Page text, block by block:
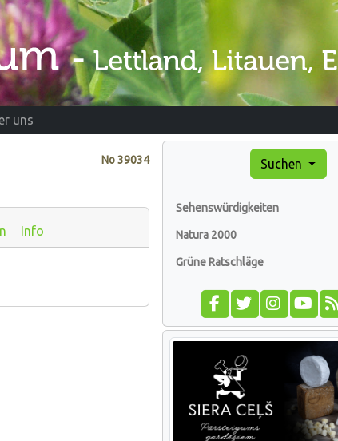
uns
No39034
Info
Suchen
Sehenswürdigkeiten
Natura 2000
Grüne Ratschläge